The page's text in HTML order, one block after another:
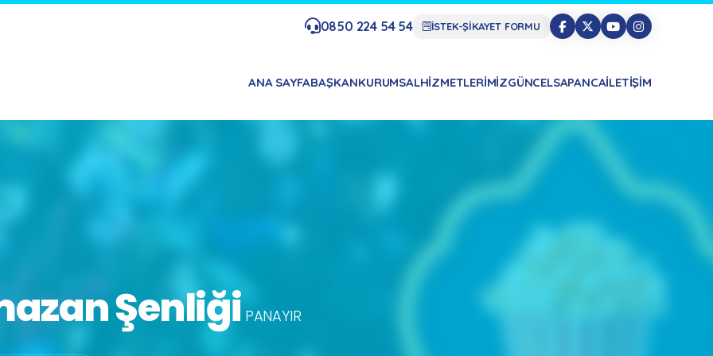
0850 224 54 54 İSTEK-ŞİKAYET FORMU
ANA SAYFABAŞKANKURUMSALHIZMETLERIMIZGÜNCELSAPANCAİLETIŞIM
Şenliği PANAYIR